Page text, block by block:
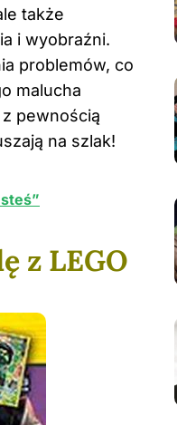
także
i wyobraźni.
problemów, co
malucha
pewnością
na szlak!
z LEGO